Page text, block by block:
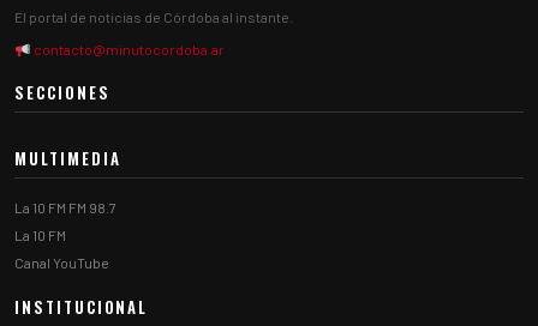
El portal de noticias de Córdoba al instante.
contacto@minutocordoba.ar
SECCIONES
MULTIMEDIA
La 10 FM FM 98.7
La 10 FM
Canal YouTube
INSTITUCIONAL